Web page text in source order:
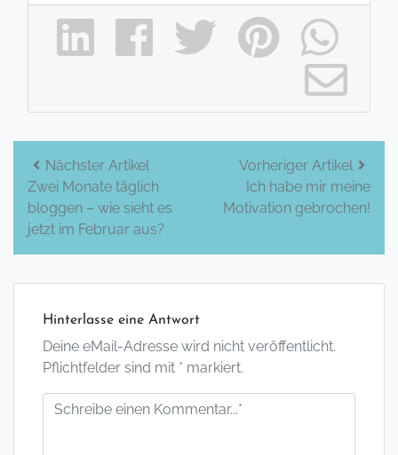
Beitrags-
Navigation
Nächster Artikel
Zwei Monate täglich
bloggen – wie sieht es
jetzt im Februar aus?
Vorheriger Artikel
Ich habe mir meine
Motivation gebrochen!
Hinterlasse eine Antwort
Deine eMail-Adresse wird nicht veröffentlicht.
Pflichtfelder sind mit * markiert.